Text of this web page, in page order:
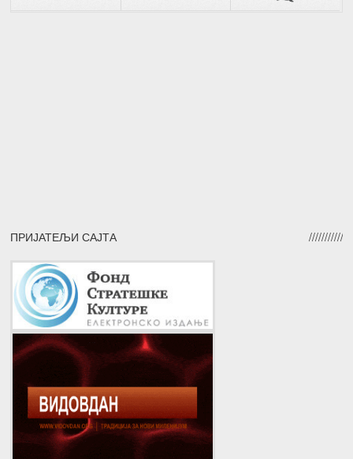
ПРИЈАТЕЉИ САЈТА